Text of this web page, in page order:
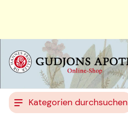
Kategorien durchsuchen